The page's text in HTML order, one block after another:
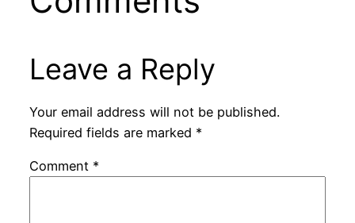
Leave a Reply
Your email address will not be published.
Required fields are marked *
Comment *